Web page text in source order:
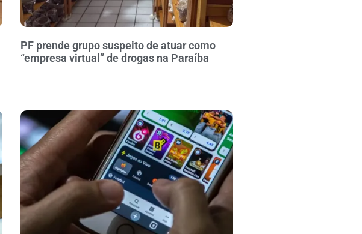
PF prende grupo suspeito de atuar como
“empresa virtual” de drogas na Paraíba